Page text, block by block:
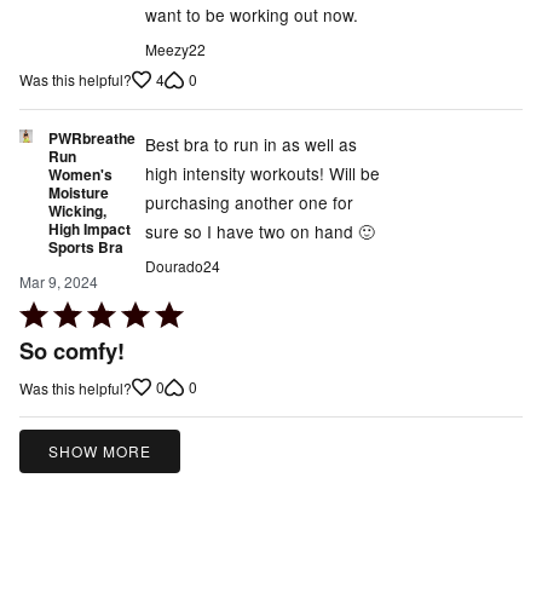
want to be working out now.
Meezy22
Was this helpful?
4 0
PWRbreathe
Run
Women's
Moisture
Wicking,
High Impact
Sports Bra
Mar 9, 2024
Rated
5
of
5
So comfy!
Best bra to run in as well as
high intensity workouts! Will be
purchasing another one for
sure so I have two on hand 🙂
Dourado24
Was this helpful? 0 0
SHOW MORE